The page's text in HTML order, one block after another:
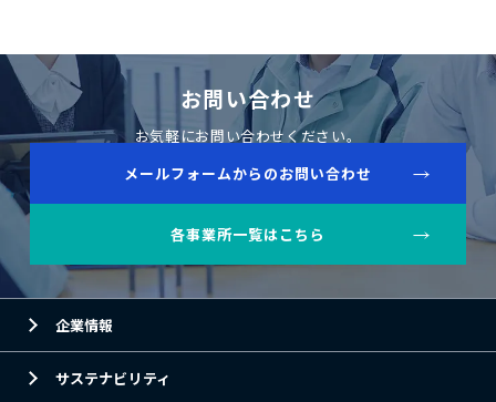
お問い合わせ
お気軽にお問い合わせください。
メールフォームからのお問い合わせ
各事業所一覧はこちら
企業情報
サステナビリティ